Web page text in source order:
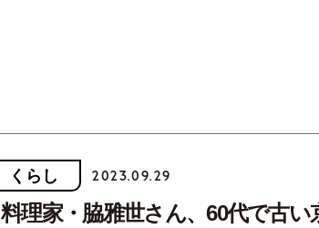
くらし 2023.09.29
料理家・脇雅世さん、60代で古い